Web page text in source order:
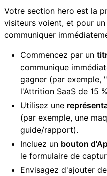
Votre section hero est la
visiteurs voient, et pour
communiquer
Commencez par un
communique
gagner (par exemple,
l'Attrition SaaS de 15
Utilisez une
(par exemple, une
guide/rapport).
Incluez un bouton
le formulaire de
Envisagez d'ajouter